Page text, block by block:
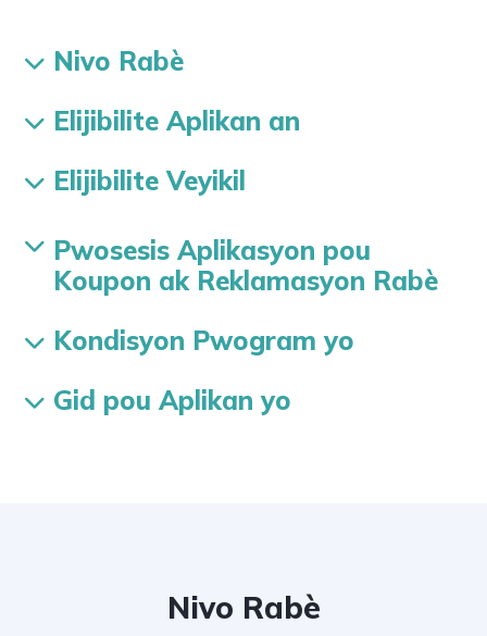
Nivo Rabè
Elijibilite Aplikan an
Elijibilite Veyikil
Pwosesis Aplikasyon pou
Koupon ak Reklamasyon Rabè
Kondisyon Pwogram yo
Gid pou Aplikan yo
Nivo Rabè